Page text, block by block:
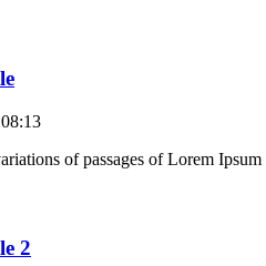
of passages of Lorem
2